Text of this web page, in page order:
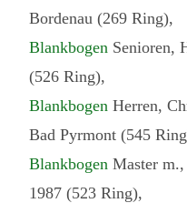
Bordenau (269 Ring),
Blankbogen Senioren,
(526 Ring),
Blankbogen Herren,
Bad Pyrmont (545
BlankbogenMaster
1987 (523 Ring),